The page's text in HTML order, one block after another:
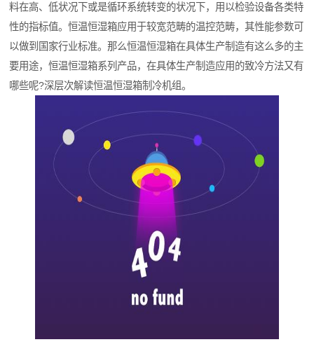
料在高、低状况下或是循环系统转变的状况下，用以检验设备各类特
性的指标值。恒温恒湿箱应用于较宽范畴的温控范畴，其性能参数可
以做到国家行业标准。那么恒温恒湿箱在具体生产制造有这么多的主
要用途，恒温恒湿箱系列产品，在具体生产制造应用的致冷方法又有
哪些呢?深层次解读恒温恒湿箱制冷机组。